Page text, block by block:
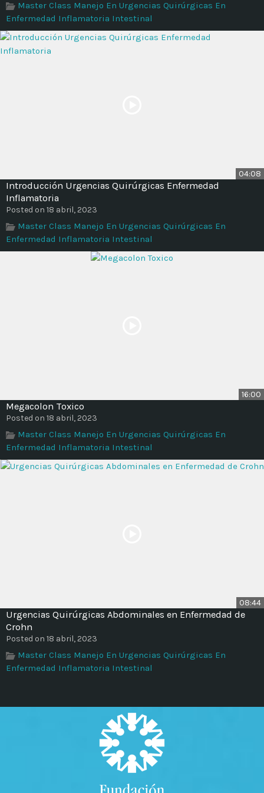
Time
Master Class Manejo En Urgencias Quirúrgicas En
Enfermedad Inflamatoria Intestinal
04:08
Introducción Urgencias Quirúrgicas Enfermedad
Inflamatoria
Posted on 18 abril, 2023
Master Class Manejo En Urgencias Quirúrgicas En
Enfermedad Inflamatoria Intestinal
16:00
Megacolon Toxico
Posted on 18 abril, 2023
Master Class Manejo En Urgencias Quirúrgicas En
Enfermedad Inflamatoria Intestinal
08:44
Urgencias Quirúrgicas Abdominales en Enfermedad de
Crohn
Posted on 18 abril, 2023
Master Class Manejo En Urgencias Quirúrgicas En
Enfermedad Inflamatoria Intestinal